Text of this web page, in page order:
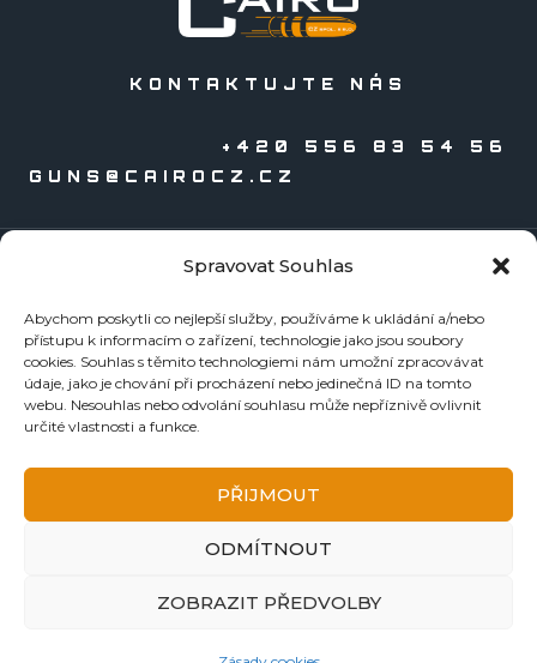
Spravovat Souhlas
Abychom poskytli co nejlepší služby, používáme k ukládání a/nebo
přístupu k informacím o zařízení, technologie jako jsou soubory
cookies. Souhlas s těmito technologiemi nám umožní zpracovávat
údaje, jako je chování při procházení nebo jedinečná ID na tomto
webu. Nesouhlas nebo odvolání souhlasu může nepříznivě ovlivnit
určité vlastnosti a funkce.
PŘIJMOUT
ODMÍTNOUT
ZOBRAZIT PŘEDVOLBY
KONTAKTUJTE NÁS
+420 556 83 54 56
GUNS@CAIROCZ.CZ
Zbraně
Náboje
Reloading
Doplňky